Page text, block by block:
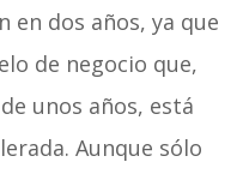
en dos años, ya que
de negocio que,
unos años, está
Aunque sólo